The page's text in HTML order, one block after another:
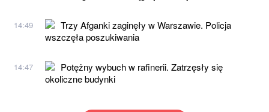
14:49
Trzy Afganki zaginęły w Warszawie. Policja
wszczęła poszukiwania
14:47
Potężny wybuch w rafinerii. Zatrzęsły się
okoliczne budynki